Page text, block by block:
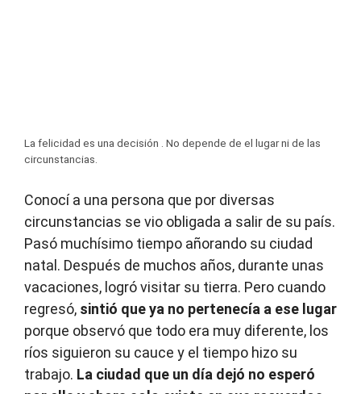
La felicidad es una decisión . No depende de el lugar ni de las
circunstancias.
Conocí a una persona que por diversas
circunstancias se vio obligada a salir de su país.
Pasó muchísimo tiempo añorando su ciudad
natal. Después de muchos años, durante unas
vacaciones, logró visitar su tierra. Pero cuando
regresó, sintió que ya no pertenecía a ese lugar
porque observó que todo era muy diferente, los
ríos siguieron su cauce y el tiempo hizo su
trabajo. La ciudad que un día dejó no esperó